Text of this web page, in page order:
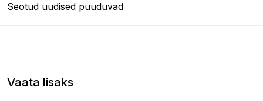
Seotud uudised puuduvad
Vaata lisaks